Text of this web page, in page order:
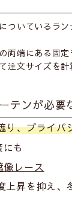
ついているラ
両端にある固
注文サイズを計
テンが必要
り、プライバ
も
像レース
上昇を抑え、